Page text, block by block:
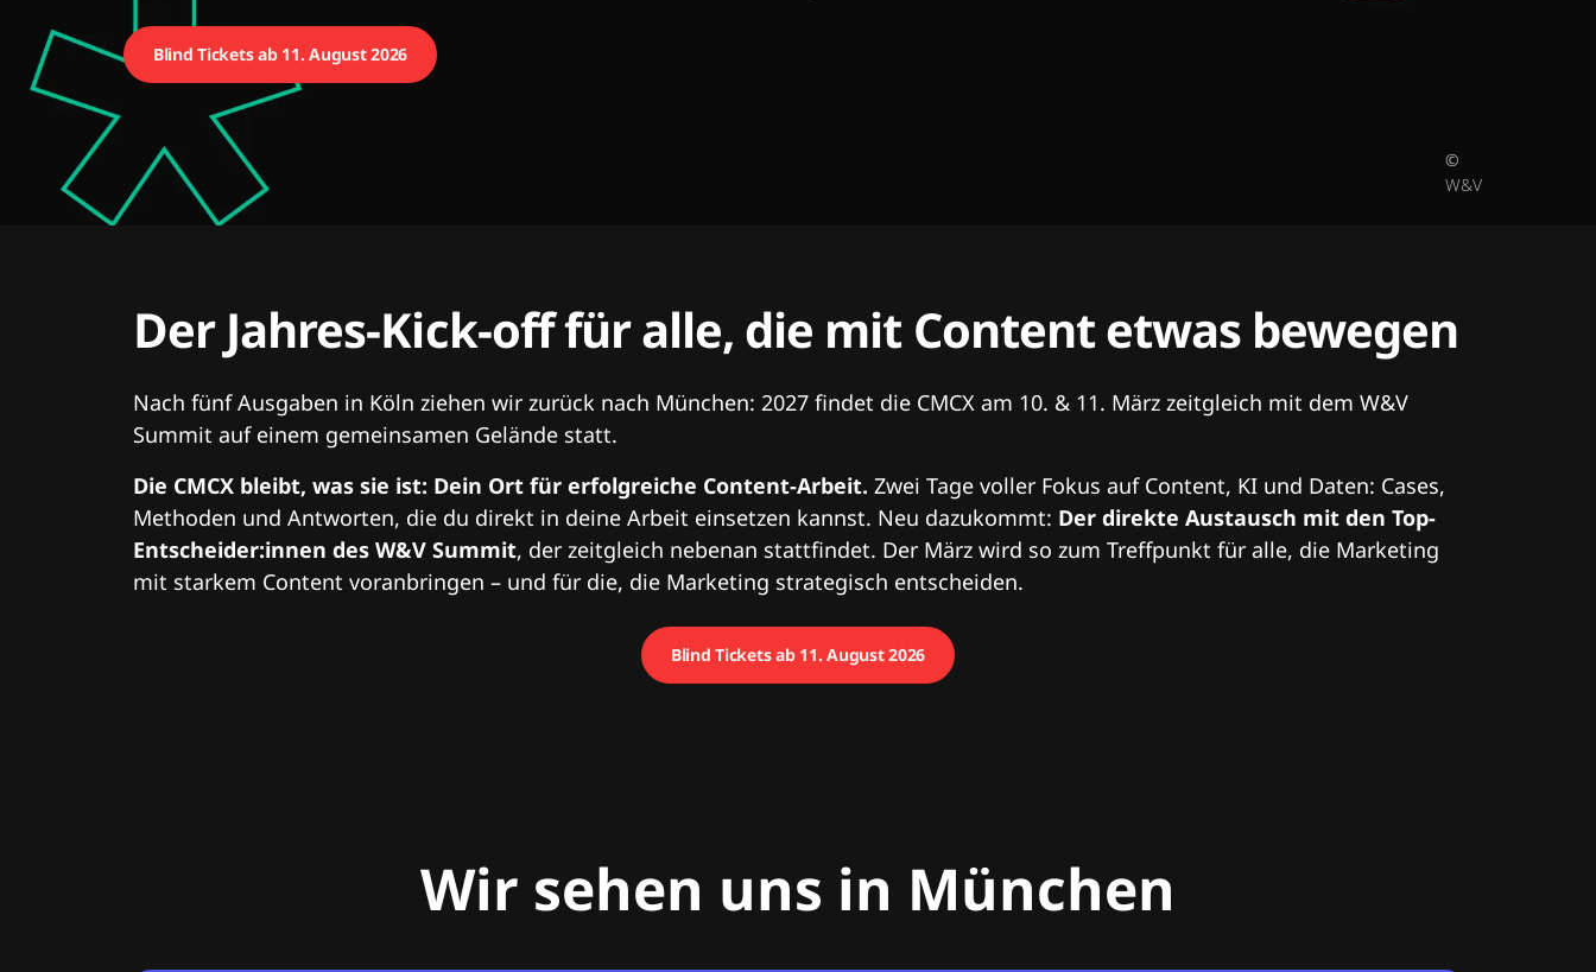
Blind Tickets ab 11. August 2026
©
W&V
Der Jahres-Kick-off für alle, die mit Content etwas bewegen
Nach fünf Ausgaben in Köln ziehen wir zurück nach München: 2027 findet die CMCX am 10. & 11. März zeitgleich mit dem W&V
Summit auf einem gemeinsamen Gelände statt.
Die CMCX bleibt, was sie ist: Dein Ort für erfolgreiche Content-Arbeit. Zwei Tage voller Fokus auf Content, KI und Daten: Cases,
Methoden und Antworten, die du direkt in deine Arbeit einsetzen kannst. Neu dazukommt: Der direkte Austausch mit den Top-
Entscheider:innen des W&V Summit, der zeitgleich nebenan stattfindet. Der März wird so zum Treffpunkt für alle, die Marketing
mit starkem Content voranbringen – und für die, die Marketing strategisch entscheiden.
Blind Tickets ab 11. August 2026
Wir sehen uns in München